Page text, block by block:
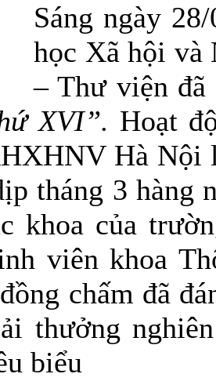
Sáng ngày
học Xã hội và
– Thư viện
XVI”. Hoạt
Hà Nội
tháng 3 hàng
khoa của
viên khoa
chấm đã
thưởng
biểu